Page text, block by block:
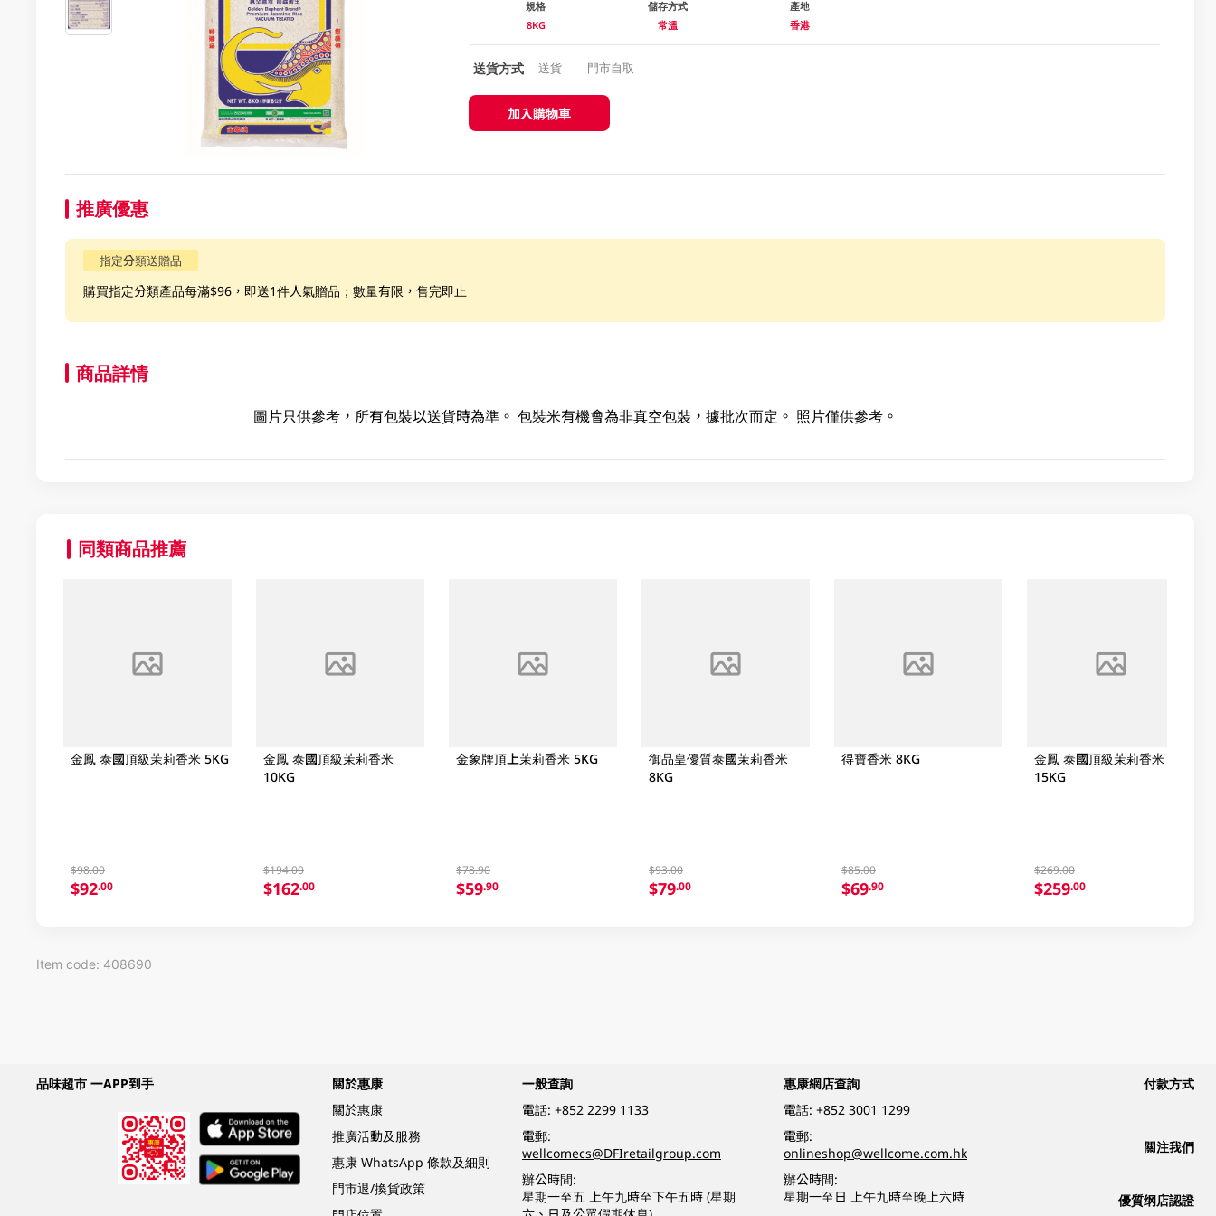
規格
8KG
儲存方式
常溫
產地
香港
送貨方式 送貨 門市自取
加入購物車
推廣優惠
指定分類送贈品
購買指定分類產品每滿$96，即送1件人氣贈品；數量有限，售完即止
商品詳情
圖片只供參考，所有包裝以送貨時為準。 包裝米有機會為非真空包裝，據批次而定。 照片僅供參考。
同類商品推薦
金鳳 泰國頂級茉莉香米 5KG
$98.00
$92.00
金鳳 泰國頂級茉莉香米
10KG
$194.00
$162.00
金象牌頂上茉莉香米 5KG
$78.90
$59.90
御品皇優質泰國茉莉香米
8KG
$93.00
$79.00
得寶香米 8KG
$85.00
$69.90
金鳳 泰國頂級茉莉香米
15KG
$269.00
$259.00
Item code: 408690
品味超市 一APP到手
關於惠康
關於惠康
推廣活動及服務
惠康 WhatsApp 條款及細則
門市退/換貨政策
一般查詢
電話: +852 2299 1133
電郵:
wellcomecs@DFIretailgroup.com
辦公時間:
星期一至五 上午九時至下午五時 (星期
惠康網店查詢
電話: +852 3001 1299
電郵:
onlineshop@wellcome.com.hk
辦公時間:
星期一至日 上午九時至晚上六時
付款方式
關注我們
優質纲店認證